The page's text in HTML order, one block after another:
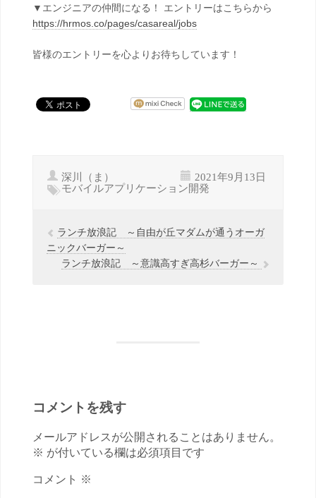
▼エンジニアの仲間になる！ エントリーはこちらから
https://hrmos.co/pages/casareal/jobs
皆様のエントリーを心よりお待ちしています！
深川（ま） 2021年9月13日
モバイルアプリケーション開発
ランチ放浪記 ～自由が丘マダムが通うオーガ
ニックバーガー～
ランチ放浪記 ～意識高すぎ高杉バーガー～
コメントを残す
メールアドレスが公開されることはありません。
※ が付いている欄は必須項目です
コメント ※